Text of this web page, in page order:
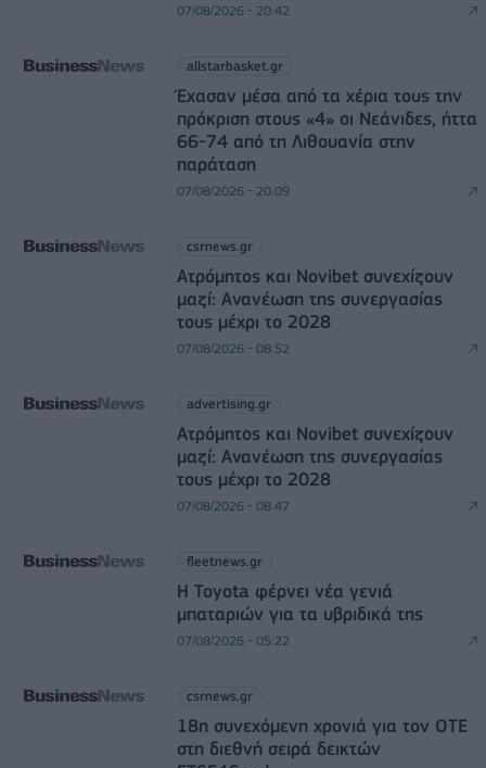
07/08/2026 - 20:42
allstarbasket.gr
Έχασαν μέσα από τα χέρια τους την
πρόκριση στους «4» οι Νεάνιδες, ήττα
66-74 από τη Λιθουανία στην
παράταση
07/08/2026 - 20:09
csrnews.gr
Ατρόμητος και Novibet συνεχίζουν
μαζί: Ανανέωση της συνεργασίας
τους μέχρι το 2028
07/08/2026 - 08:52
advertising.gr
Ατρόμητος και Novibet συνεχίζουν
μαζί: Ανανέωση της συνεργασίας
τους μέχρι το 2028
07/08/2026 - 08:47
fleetnews.gr
Η Toyota φέρνει νέα γενιά
μπαταριών για τα υβριδικά της
07/08/2026 - 05:22
csrnews.gr
18η συνεχόμενη χρονιά για τον ΟΤΕ
στη διεθνή σειρά δεικτών